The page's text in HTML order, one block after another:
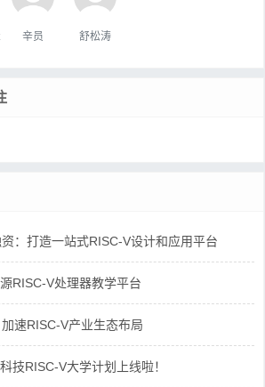
辛员 舒松涛
：打造一站式RISC-V设计和应用平台
RISC-V处理器教学平台
速RISC-V产业生态布局
技RISC-V大学计划上线啦！